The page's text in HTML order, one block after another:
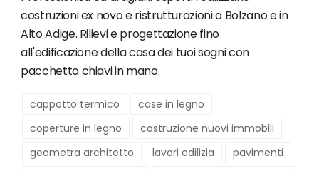
costruzioni ex novo e ristrutturazioni a Bolzano e in
Alto Adige. Rilievi e progettazione fino
all'edificazione della casa dei tuoi sogni con
pacchetto chiavi in mano.
cappotto termico
case in legno
coperture in legno
costruzione nuovi immobili
geometra architetto
lavori edilizia
pavimenti